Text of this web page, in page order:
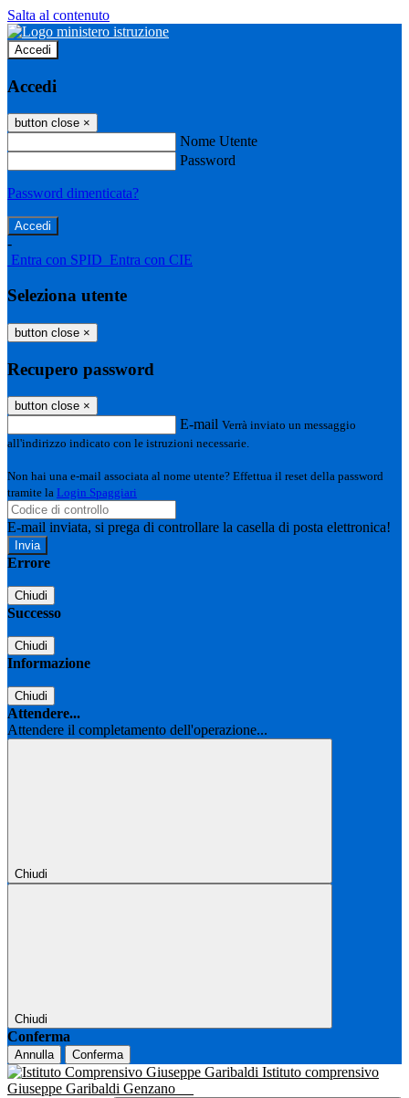
Salta al contenuto
Accedi
Accedi
button close ×
Nome Utente
Password
Password dimenticata?
-
Entra con SPID Entra con CIE
Seleziona utente
button close ×
Recupero password
button close ×
E-mail Verrà inviato un messaggio
all'indirizzo indicato con le istruzioni necessarie.
Non hai una e-mail associata al nome utente? Effettua il reset della password
tramite la Login Spaggiari
E-mail inviata, si prega di controllare la casella di posta elettronica!
Errore
Chiudi
Successo
Chiudi
Informazione
Chiudi
Attendere...
Attendere il completamento dell'operazione...
Chiudi
Chiudi
Conferma
Annulla Conferma
Istituto comprensivo
Giuseppe Garibaldi Genzano